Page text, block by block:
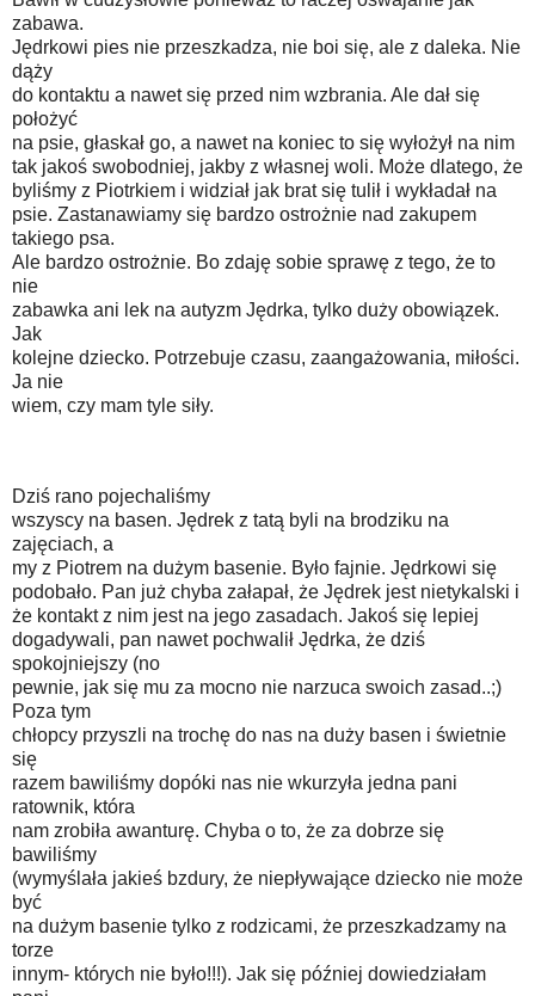
zabawa.
Jędrkowi pies nie przeszkadza, nie boi się, ale z daleka. Nie
dąży
do kontaktu a nawet się przed nim wzbrania. Ale dał się
położyć
na psie, głaskał go, a nawet na koniec to się wyłożył na nim
tak jakoś swobodniej, jakby z własnej woli. Może dlatego, że
byliśmy z Piotrkiem i widział jak brat się tulił i wykładał na
psie. Zastanawiamy się bardzo ostrożnie nad zakupem
takiego psa.
Ale bardzo ostrożnie. Bo zdaję sobie sprawę z tego, że to
nie
zabawka ani lek na autyzm Jędrka, tylko duży obowiązek.
Jak
kolejne dziecko. Potrzebuje czasu, zaangażowania, miłości.
Ja nie
wiem, czy mam tyle siły.
Dziś rano pojechaliśmy
wszyscy na basen. Jędrek z tatą byli na brodziku na
zajęciach, a
my z Piotrem na dużym basenie. Było fajnie. Jędrkowi się
podobało. Pan już chyba załapał, że Jędrek jest nietykalski i
że kontakt z nim jest na jego zasadach. Jakoś się lepiej
dogadywali, pan nawet pochwalił Jędrka, że dziś
spokojniejszy (no
pewnie, jak się mu za mocno nie narzuca swoich zasad..;)
Poza tym
chłopcy przyszli na trochę do nas na duży basen i świetnie
się
razem bawiliśmy dopóki nas nie wkurzyła jedna pani
ratownik, która
nam zrobiła awanturę. Chyba o to, że za dobrze się
bawiliśmy
(wymyślała jakieś bzdury, że niepływające dziecko nie może
być
na dużym basenie tylko z rodzicami, że przeszkadzamy na
torze
innym- których nie było!!!). Jak się później dowiedziałam